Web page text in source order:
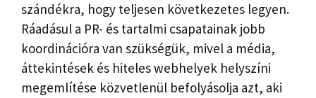
szándékra, hogy teljesen következetes legyen.
Ráadásul a PR- és tartalmi csapatainak jobb
koordinációra van szükségük, mivel a média,
áttekintések és hiteles webhelyek helyszíni
megemlítése közvetlenül befolyásolja azt, aki